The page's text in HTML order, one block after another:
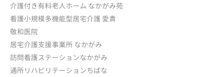
介護付き有料老人ホーム なかがみ苑
看護小規模多機能型居宅介護 愛貴
敬和医院
居宅介護支援事業所 なかがみ
訪問看護ステーションなかがみ
通所リハビリテーションちばな